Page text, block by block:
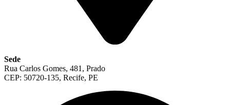
Sede
Rua Carlos Gomes, 481, Prado
CEP: 50720-135, Recife, PE